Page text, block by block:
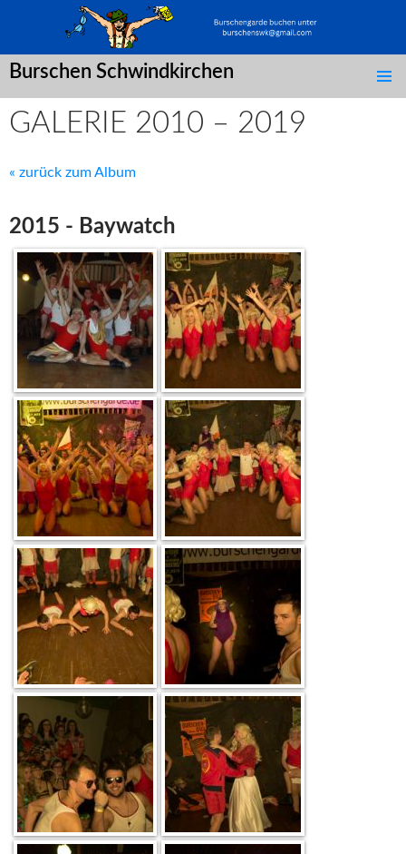
Burschen Schwindkirchen
ZUM
INHALT
GALERIE 2010 – 2019
« zurück zum Album
2015 - Baywatch